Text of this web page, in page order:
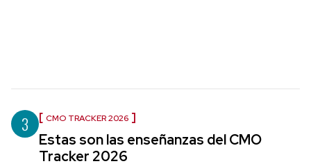
3 CMO TRACKER 2026
Estas son las enseñanzas del CMO
Tracker 2026